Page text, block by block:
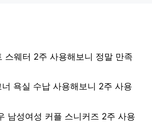
스웨터 2주 사용해보니 정말 만족
욕실 수납 사용해보니 2주 사용
남성여성 커플 스니커즈 2주 사용